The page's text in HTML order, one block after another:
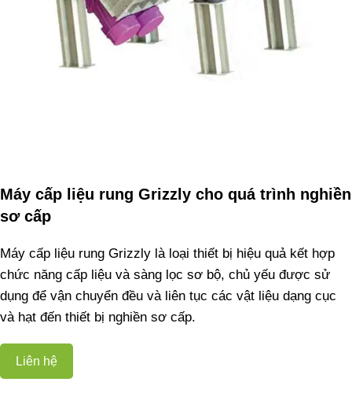
Máy cấp liệu rung Grizzly cho quá trình nghiền
sơ cấp
Máy cấp liệu rung Grizzly là loại thiết bị hiệu quả kết hợp
chức năng cấp liệu và sàng lọc sơ bộ, chủ yếu được sử
dụng để vận chuyển đều và liên tục các vật liệu dạng cục
và hạt đến thiết bị nghiền sơ cấp.
Liên hệ